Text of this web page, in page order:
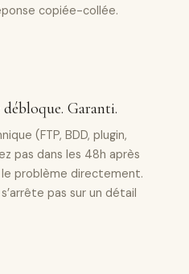
copiée-collée.
Garanti.
(FTP, BDD, plugin,
pas dans les 48h après
le problème directement.
pas sur un détail